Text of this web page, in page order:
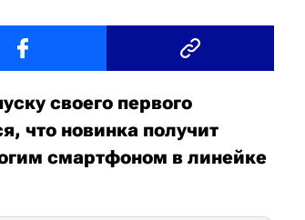
своего первого
что новинка получит
смартфоном в линейке